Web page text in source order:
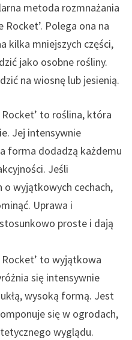
metoda rozmnażania
Polega ona na
kilka mniejszych części,
jako osobne rośliny.
na wiosnę lub jesienią.
to roślina, która
Jej intensywnie
forma dodadzą każdemu
Jeśli
o wyjątkowych cechach,
Uprawa i
proste i dają
to wyjątkowa
się intensywnie
wysoką formą. Jest
się w ogrodach,
wyglądu.